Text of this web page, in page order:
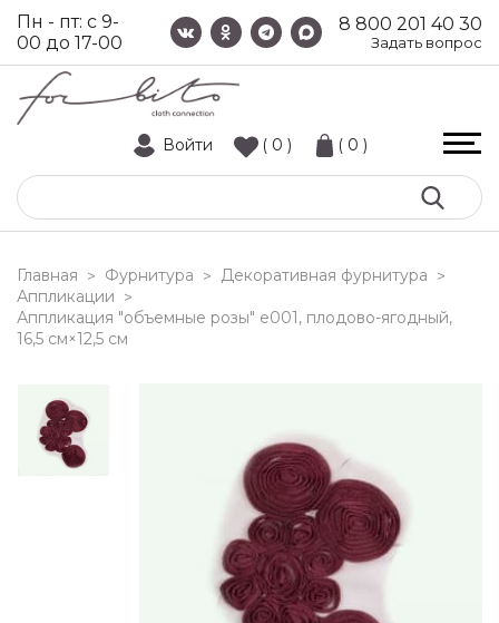
8 800 201 40 30
Задать вопрос
Пн - пт: с 9-
00 до 17-00
Войти ( 0 ) ( 0 )
Главная > Фурнитура > Декоративная фурнитура >
Аппликации >
аппликация "объемные розы" e001, плодово-ягодный,
16,5 см×12,5 см